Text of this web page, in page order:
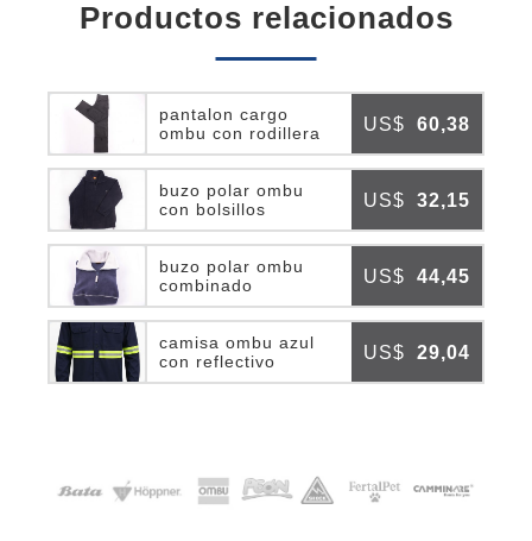
productos relacionados
pantalon cargo
ombu con rodillera
US$ 60,38
buzo polar ombu
con bolsillos
US$ 32,15
buzo polar ombu
combinado
US$ 44,45
camisa ombu azul
con reflectivo
US$ 29,04